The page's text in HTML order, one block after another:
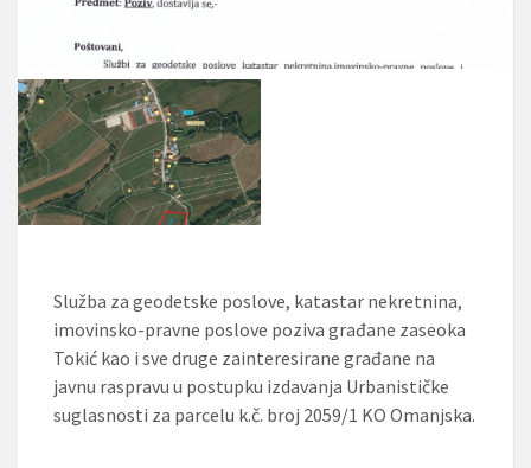
Služba za geodetske poslove, katastar nekretnina,
imovinsko-pravne poslove poziva građane zaseoka
Tokić kao i sve druge zainteresirane građane na
javnu raspravu u postupku izdavanja Urbanističke
suglasnosti za parcelu k.č. broj 2059/1 KO Omanjska.